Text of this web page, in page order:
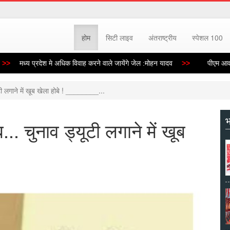
होम सिटी लाइव अंतराष्ट्रीय स्पेशल 100
मध्य प्रदेश मे अधिक विवाह करने वाले जायेंगे जेल :मोहन यादव पीएम आवास
लगाने में खूब खेला होबे ! ________...
चुनाव ड्यूटी लगाने में खूब